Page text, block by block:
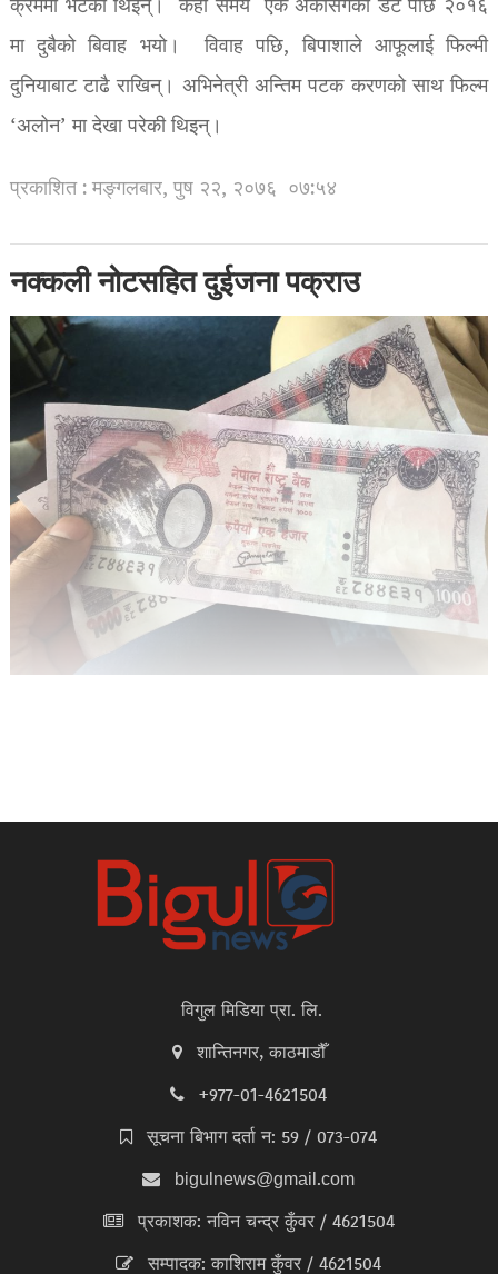
क्रममा भेटेकी थिइन्। केही समय एक अर्कासँगको डेट पछि २०१६
मा दुबैको बिवाह भयो। विवाह पछि, बिपाशाले आफूलाई फिल्मी
दुनियाबाट टाढै राखिन्। अभिनेत्री अन्तिम पटक करणको साथ फिल्म
‘अलोन’ मा देखा परेकी थिइन्।
प्रकाशित : मङ्गलबार, पुष २२, २०७६ ०७:५४
नक्कली नोटसहित दुईजना पक्राउ
विगुल मिडिया प्रा. लि.
शान्तिनगर, काठमाडौँ
+977-01-4621504
सूचना बिभाग दर्ता न: 59 / 073-074
bigulnews@gmail.com
प्रकाशक: नविन चन्द्र कुँवर / 4621504
सम्पादक: काशिराम कुँवर / 4621504